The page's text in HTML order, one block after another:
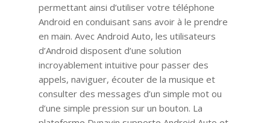
permettant ainsi d’utiliser votre téléphone
Android en conduisant sans avoir à le prendre
en main. Avec Android Auto, les utilisateurs
d’Android disposent d’une solution
incroyablement intuitive pour passer des
appels, naviguer, écouter de la musique et
consulter des messages d’un simple mot ou
d’une simple pression sur un bouton. La